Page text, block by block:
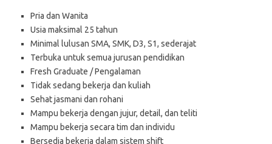
Pria dan Wanita
Usia maksimal 25 tahun
Minimal lulusan SMA, SMK, D3, S1, sederajat
Terbuka untuk semua jurusan pendidikan
Fresh Graduate / Pengalaman
Tidak sedang bekerja dan kuliah
Sehat jasmani dan rohani
Mampu bekerja dengan jujur, detail, dan teliti
Mampu bekerja secara tim dan individu
Bersedia bekerja dalam sistem shift